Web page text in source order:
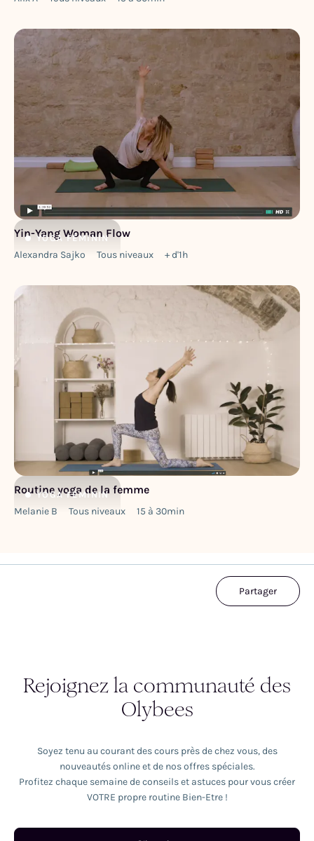
YOGA FÉMININ
Yin-Yang Woman Flow
Alexandra Sajko Tous niveaux + d'1h
YOGA FÉMININ
Routine yoga de la femme
Melanie B Tous niveaux 15 à 30min
Partager
Rejoignez la communauté des
Olybees
Soyez tenu au courant des cours près de chez vous, des
nouveautés online et de nos offres spéciales.
Profitez chaque semaine de conseils et astuces pour vous créer
VOTRE propre routine Bien-Etre !